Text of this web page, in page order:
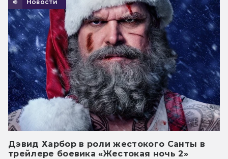
Новости
Дэвид Харбор в роли жестокого Санты в
трейлере боевика «Жестокая ночь 2»